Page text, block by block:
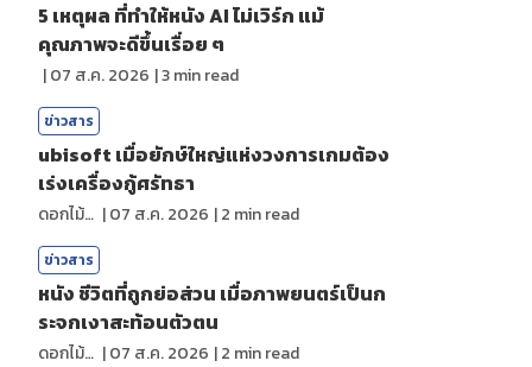
5 เหตุผล ที่ทำให้หนัง AI ไม่เวิร์ก แม้
คุณภาพจะดีขึ้นเรื่อย ๆ
|07 ส.ค. 2026 |3min read
ข่าวสาร
ubisoft เมื่อยักษ์ใหญ่แห่งวงการเกมต้อง
เร่งเครื่องกู้ศรัทธา
ดอกไม้กับสายน้ำ |07 ส.ค. 2026 |2 min read
ข่าวสาร
หนัง ชีวิตที่ถูกย่อส่วน เมื่อภาพยนตร์เป็นก
ระจกเงาสะท้อนตัวตน
ดอกไม้กับสายน้ำ |07 ส.ค. 2026 |2 min read